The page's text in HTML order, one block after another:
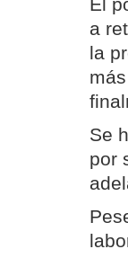
El
a
la
Se
por